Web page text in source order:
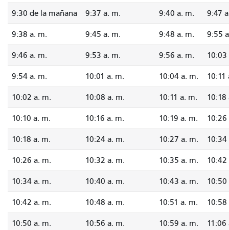
9:30 de la mañana 9:37 a. m. 9:40 a. m. 9:47
9:38 a. m. 9:45 a. m. 9:48 a. m. 9:55
9:46 a. m. 9:53 a. m. 9:56 a. m. 10:03
9:54 a. m. 10:01 a. m. 10:04 a. m. 10:11
10:02 a. m. 10:08 a. m. 10:11 a. m. 10:18
10:10 a. m. 10:16 a. m. 10:19 a. m. 10:26
10:18 a. m. 10:24 a. m. 10:27 a. m. 10:34
10:26 a. m. 10:32 a. m. 10:35 a. m. 10:42
10:34 a. m. 10:40 a. m. 10:43 a. m. 10:50
10:42 a. m. 10:48 a. m. 10:51 a. m. 10:58
10:50 a. m. 10:56 a. m. 10:59 a. m. 11:06